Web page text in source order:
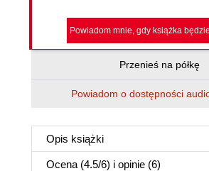
Powiadom mnie, gdy książka
Przenieś na półkę
Powiadom o dostępności
Opis książki
Ocena (4.5/6) i opinie (6)